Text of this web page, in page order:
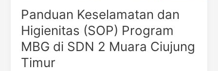
Panduan Keselamatan dan
Higienitas (SOP) Program
MBG di SDN 2 Muara Ciujung
Timur
Ciujung
Timur